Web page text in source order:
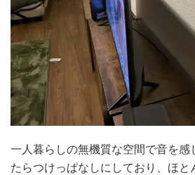
一人暮らしの無機質な空間で音を感
たらつけっぱなしにしており、ほ